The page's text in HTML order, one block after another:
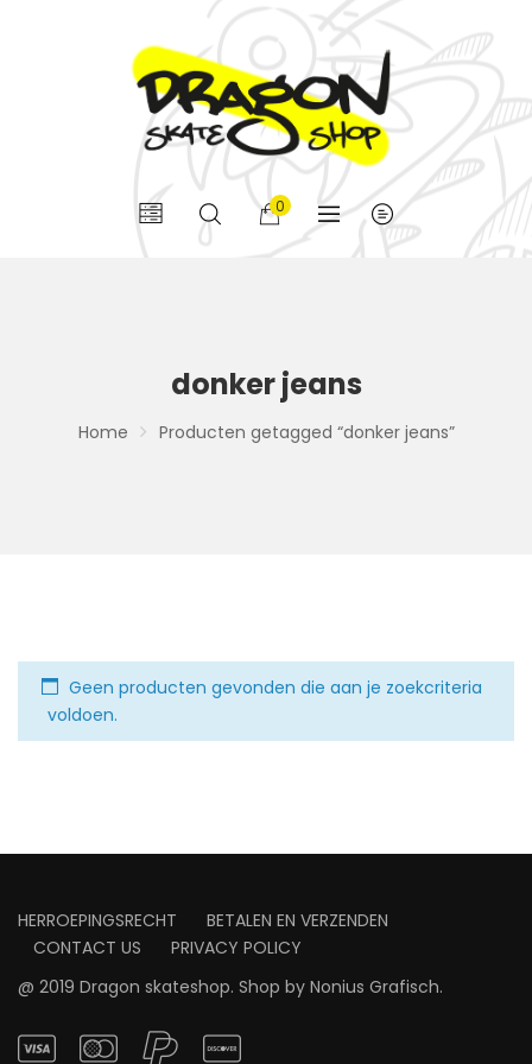
0
donker jeans
Home Producten getagged “donker jeans”
Geen producten gevonden die aan je zoekcriteria
voldoen.
HERROEPINGSRECHT
BETALEN EN VERZENDEN
CONTACT US
PRIVACY POLICY
@ 2019 Dragon skateshop. Shop by Nonius Grafisch.